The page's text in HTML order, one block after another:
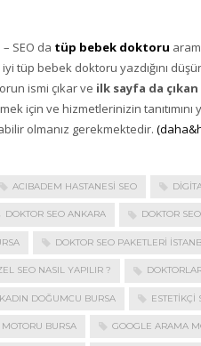
SEO da tüp bebek doktoru
tüp bebek doktoru yazdığını
ismi çıkar ve ilk sayfa da
için ve hizmetlerinizin tanıtımını
olmanız gerekmektedir.
ACIBADEM HASTANESI SEO
DOKTOR SEO ANKARA DOKTOR
DOKTOR SEO PAKETLERI
SEO NASIL YAPILIR ?
DOĞUMCU BURSA ESTETIKÇI
BURSA GOOGLE ARAMA